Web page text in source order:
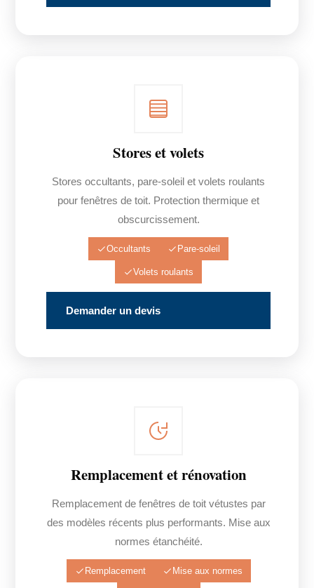
Stores et volets
Stores occultants, pare-soleil et volets roulants
pour fenêtres de toit. Protection thermique et
obscurcissement.
Occultants Pare-soleil
Volets roulants
Demander un devis
Remplacement et rénovation
Remplacement de fenêtres de toit vétustes par
des modèles récents plus performants. Mise aux
normes étanchéité.
Remplacement Mise aux normes